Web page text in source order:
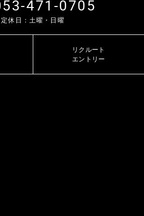
471-0705
定休日：土曜・日曜
リクルート
エントリー